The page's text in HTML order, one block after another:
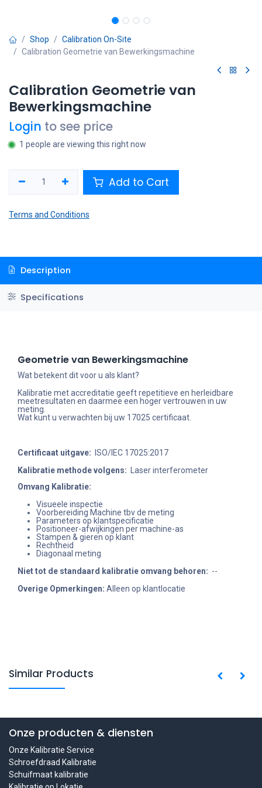
Shop
Calibration On-Site
Calibration Geometrie van Bewerkingsmachine
Calibration Geometrie van
Bewerkingsmachine
Login to see price
1 people are viewing this right now
Add to Cart
Terms and Conditions
Description
Specifications
Geometrie van Bewerkingsmachine
Wat betekent dit voor u als klant?
Kalibratie met accreditatie geeft repetitieve en herleidbare
meetresultaten en daarmee een hoger vertrouwen in uw
meting.
Wat kunt u verwachten bij uw 17025 certificaat.
Certificaat uitgave: ISO/IEC 17025:2017
Kalibratie methode volgens: Laser interferometer
Omvang Kalibratie:
Visueele inspectie
Voorbereiding Machine tbv de meting
Parameters op klantspecificatie
Positioneer-afwijkingen per machine-as
Stampen & gieren op klant
Rechtheid
Diagonaal meting
Niet tot de standaard kalibratie omvang behoren: --
Overige Opmerkingen: Alleen op klantlocatie
Similar Products
Onze producten & diensten
Onze Kalibratie Service
Schroefdraad Kalibratie
Schuifmaat kalibratie